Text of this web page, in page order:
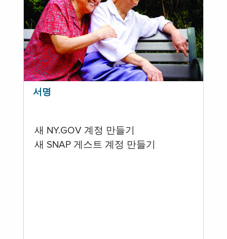
서명
새 NY.GOV 계정 만들기
새 SNAP 게스트 계정 만들기